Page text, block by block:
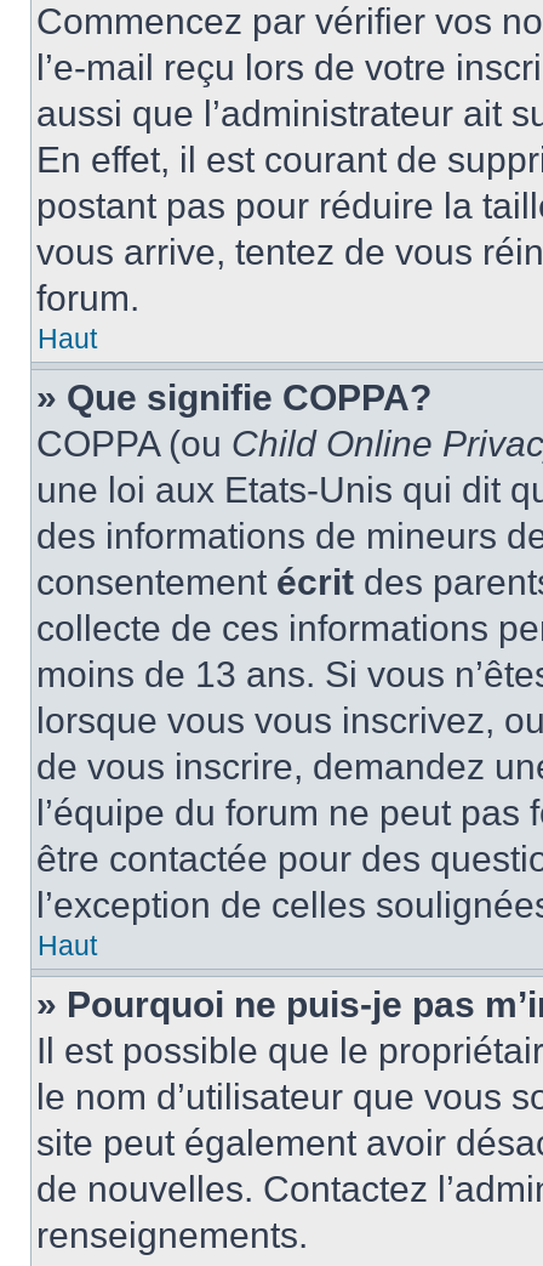
Commencez par vérifier vos
l’e-mail reçu lors de votre
aussi que l’administrateur ait
En effet, il est courant de
postant pas pour réduire la
vous arrive, tentez de vous
forum.
Haut
» Que signifie COPPA?
COPPA (ou Child Online
une loi aux Etats-Unis qui dit
des informations de mineurs
consentement écrit des
collecte de ces informations
moins de 13 ans. Si vous
lorsque vous vous inscrivez,
de vous inscrire, demandez
l’équipe du forum ne peut
être contactée pour des
l’exception de celles
Haut
» Pourquoi ne puis-je pas
Il est possible que le
le nom d’utilisateur que vous
site peut également avoir
de nouvelles. Contactez
renseignements.